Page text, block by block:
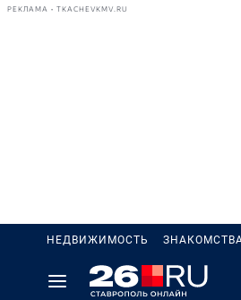
РЕКЛАМА • TKACHEVKMV.RU
НЕДВИЖИМОСТЬ